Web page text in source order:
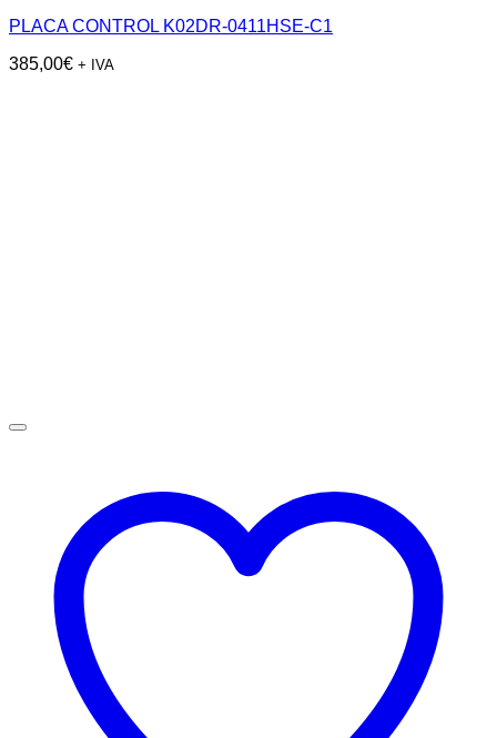
PLACA CONTROL K02DR-0411HSE-C1
385,00€ + IVA